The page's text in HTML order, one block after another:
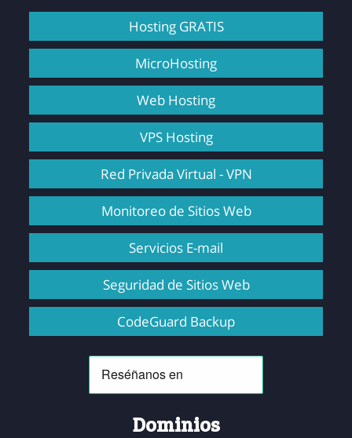
Hosting GRATIS
MicroHosting
Web Hosting
VPS Hosting
Red Privada Virtual - VPN
Monitoreo de Sitios Web
Servicios E-mail
Seguridad de Sitios Web
CodeGuard Backup
Dominios